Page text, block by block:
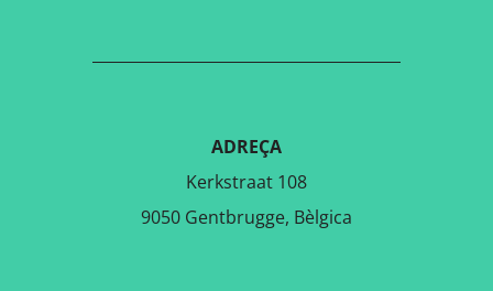
ADREÇA
Kerkstraat 108
9050 Gentbrugge, Bèlgica